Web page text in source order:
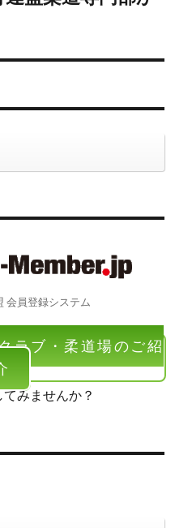
会員登録システム
ラブ・柔道場のご紹
みませんか？